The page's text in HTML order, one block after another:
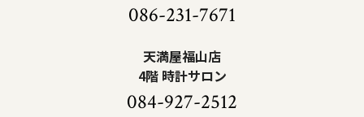
086-231-7671
天満屋福山店
4階 時計サロン
084-927-2512